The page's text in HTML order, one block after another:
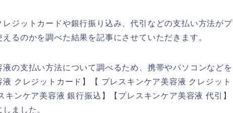
ジットカードや銀行振り込み、代引などの支払い方法がプ
るのかを調べた結果を記事にさせていただきます。
の支払い方法について調べるため、携帯やパソコンなどを
クレジットカード】【 プレスキンケア美容液 クレジット
ンケア美容液 銀行振込】【プレスキンケア美容液 代引】
ました。